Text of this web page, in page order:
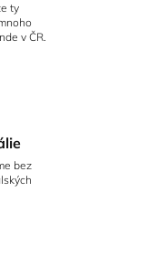
ty
v ČR.
bez